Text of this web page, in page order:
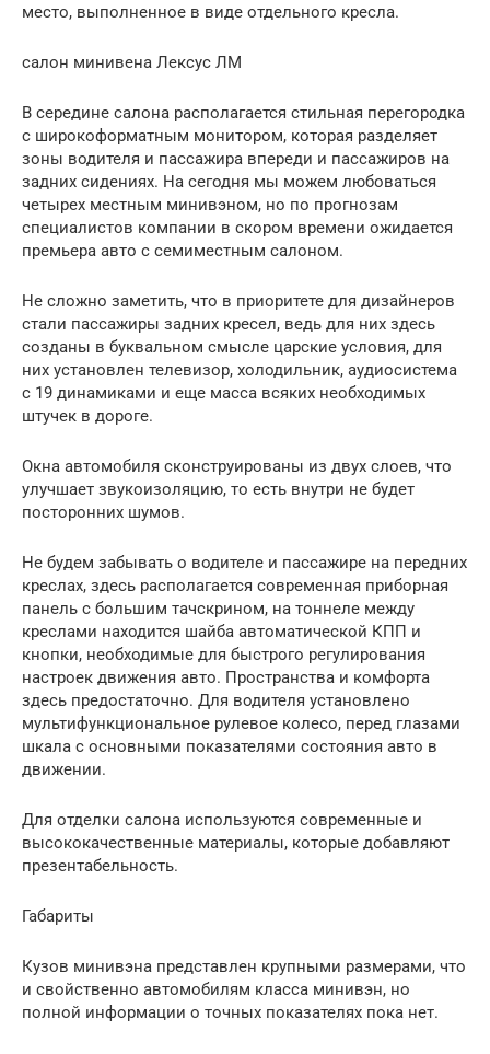
место, выполненное в виде отдельного кресла.
салон минивена Лексус ЛМ
В середине салона располагается стильная перегородка
с широкоформатным монитором, которая разделяет
зоны водителя и пассажира впереди и пассажиров на
задних сидениях. На сегодня мы можем любоваться
четырех местным минивэном, но по прогнозам
специалистов компании в скором времени ожидается
премьера авто с семиместным салоном.
Не сложно заметить, что в приоритете для дизайнеров
стали пассажиры задних кресел, ведь для них здесь
созданы в буквальном смысле царские условия, для
них установлен телевизор, холодильник, аудиосистема
с 19 динамиками и еще масса всяких необходимых
штучек в дороге.
Окна автомобиля сконструированы из двух слоев, что
улучшает звукоизоляцию, то есть внутри не будет
посторонних шумов.
Не будем забывать о водителе и пассажире на передних
креслах, здесь располагается современная приборная
панель с большим тачскрином, на тоннеле между
креслами находится шайба автоматической КПП и
кнопки, необходимые для быстрого регулирования
настроек движения авто. Пространства и комфорта
здесь предостаточно. Для водителя установлено
мультифункциональное рулевое колесо, перед глазами
шкала с основными показателями состояния авто в
движении.
Для отделки салона используются современные и
высококачественные материалы, которые добавляют
презентабельность.
Габариты
Кузов минивэна представлен крупными размерами, что
и свойственно автомобилям класса минивэн, но
полной информации о точных показателях пока нет.